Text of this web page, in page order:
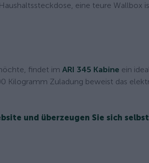
eine teure Wallbox
findet im ARI 345 Kabine ein
Kilogramm Zuladung beweist das
und überzeugen Sie sich